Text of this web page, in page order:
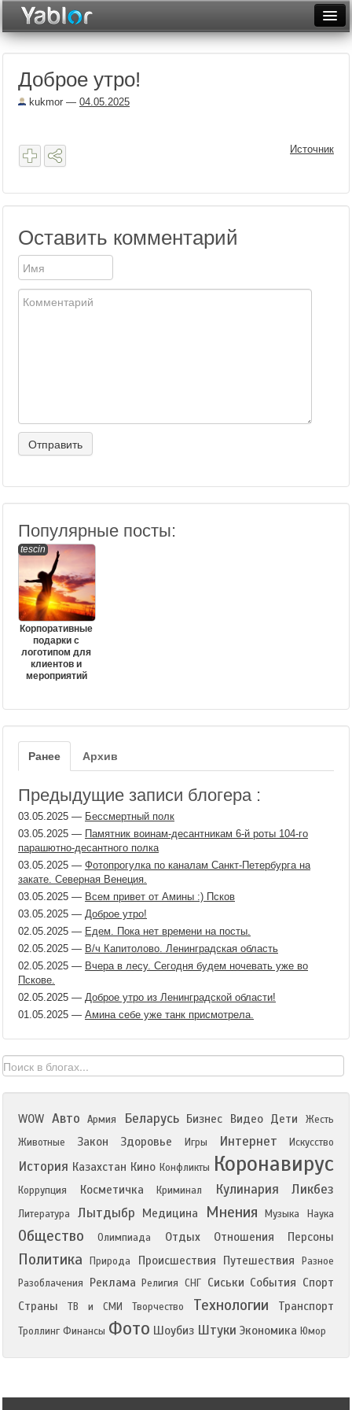
Фототоп
Видеотоп
Доброе утро!
kukmor — 04.05.2025
Источник
Оставить комментарий
Популярные посты:
tescin
Корпоративные
подарки с
логотипом для
клиентов и
мероприятий
Ранее Архив
Предыдущие записи блогера :
03.05.2025 — Бессмертный полк
03.05.2025 — Памятник воинам-десантникам 6-й роты 104-го
парашютно-десантного полка
03.05.2025 — Фотопрогулка по каналам Санкт-Петербурга на
закате. Северная Венеция.
03.05.2025 — Всем привет от Амины :) Псков
03.05.2025 — Доброе утро!
02.05.2025 — Едем. Пока нет времени на посты.
02.05.2025 — В/ч Капитолово. Ленинградская область
02.05.2025 — Вчера в лесу. Сегодня будем ночевать уже во
Пскове.
02.05.2025 — Доброе утро из Ленинградской области!
01.05.2025 — Амина себе уже танк присмотрела.
WOW Авто Армия Беларусь Бизнес Видео Дети
Жесть
Животные
Закон Здоровье Игры Интернет Искусство
История Казахстан Кино Конфликты Коронавирус
Коррупция Косметичка Криминал Кулинария Ликбез
Литература Лытдыбр Медицина Мнения Музыка Наука
Общество Олимпиада Отдых Отношения Персоны
Политика Природа Происшествия Путешествия
Разное
Разоблачения
Реклама Религия СНГ Сиськи События Спорт
Страны
ТВ и СМИ Творчество Технологии Транспорт
Троллинг Финансы Фото Шоубиз Штуки Экономика Юмор